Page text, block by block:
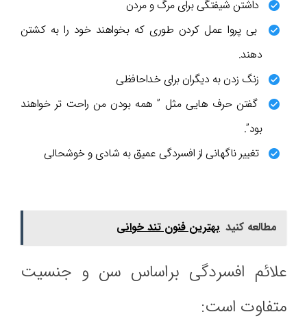
داشتن شیفتگی برای مرگ و مردن
بی پروا عمل کردن طوری که بخواهند خود را به کشتن
دهند.
زنگ زدن به دیگران برای خداحافظی
گفتن حرف هایی مثل ” همه بودن من راحت تر خواهند
بود”.
تغییر ناگهانی از افسردگی عمیق به شادی و خوشحالی
مطالعه کنید بهترین فنون تند خوانی
علائم افسردگی براساس سن و جنسیت
متفاوت است: